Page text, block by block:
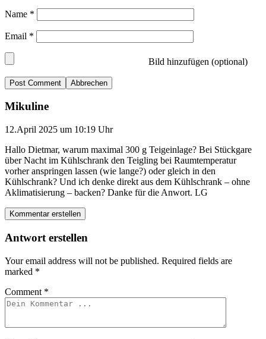
Name *
Email *
Bild hinzufügen (optional)
Abbrechen
Mikuline
12.April 2025 um 10:19 Uhr
Hallo Dietmar, warum maximal 300 g Teigeinlage? Bei Stückgare
über Nacht im Kühlschrank den Teigling bei Raumtemperatur
vorher anspringen lassen (wie lange?) oder gleich in den
Kühlschrank? Und ich denke direkt aus dem Kühlschrank – ohne
Aklimatisierung – backen? Danke für die Anwort. LG
Kommentar erstellen
Antwort erstellen
Your email address will not be published. Required fields are
marked *
Comment *